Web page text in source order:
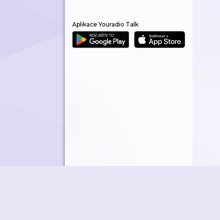
Aplikace Youradio Talk